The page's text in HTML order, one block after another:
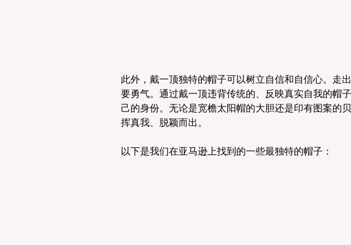
此外，戴一顶独特的帽子可以树立自信和自信心。走
要勇气。通过戴一顶违背传统的、反映真实自我的帽
己的身份。无论是宽檐太阳帽的大胆还是印有图案的
挥真我、脱颖而出。
以下是我们在亚马逊上找到的一些最独特的帽子：